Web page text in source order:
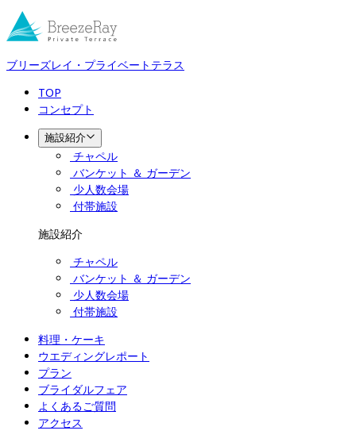
ブリーズレイ・プライベートテラス
TOP
コンセプト
施設紹介
チャペル
バンケット ＆ ガーデン
少人数会場
付帯施設
施設紹介
チャペル
バンケット ＆ ガーデン
少人数会場
付帯施設
料理・ケーキ
ウエディングレポート
プラン
ブライダルフェア
よくあるご質問
アクセス